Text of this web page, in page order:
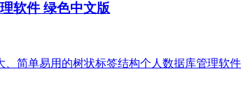
软件 绿色中文版
、简单易用的树状标签结构个人数据库管理